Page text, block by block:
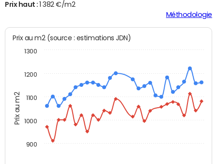
Prix haut :
1 382 €/m2
Méthodologie
Prix au m2
Prix au m2 (source : estimations JDN)
900
1000
1100
1200
1300